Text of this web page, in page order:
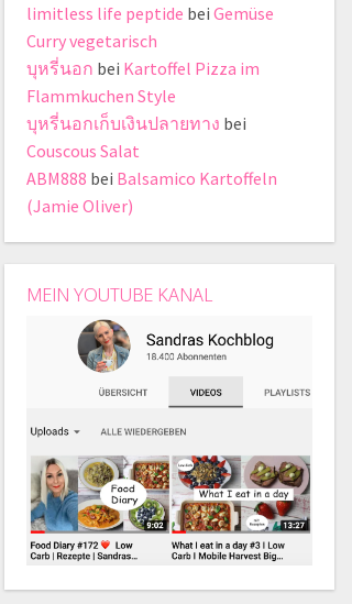
limitless life peptide bei Gemüse
Curry vegetarisch
บุหรี่นอก bei Kartoffel Pizza im
Flammkuchen Style
บุหรี่นอกเก็บเงินปลายทาง bei
Couscous Salat
ABM888 bei Balsamico Kartoffeln
(Jamie Oliver)
MEIN YOUTUBE KANAL